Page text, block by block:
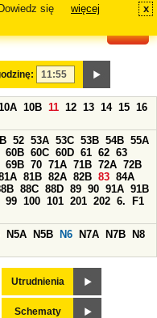
się
więcej x
10B 11 12 13 14 15 16
52 53A 53C 53B 54B 55A
60B 60C 60D 61 62 63
69B 70 71A 71B 72A 72B
81B 82A 82B 83 84A
88C 88D 89 90 91A 91B
99 100 101 201 202 6.
F1
N5A N5B N6 N7A N7B
N8
Utrudnienia
Schematy